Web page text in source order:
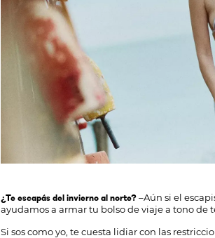
¿Te escapás del invierno al norte?–Aún si el
ayudamos a armar tu bolso de viaje a tono de
Si sos como yo, te cuesta lidiar con las